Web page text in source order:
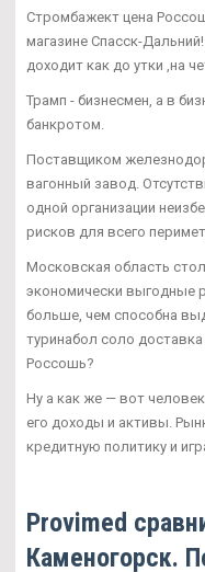
Стромбажект цена
магазине Спасск-
доходит как до утки ,на
Трамп - бизнесмен, а в
банкротом.
Поставщиком
вагонный завод.
одной организации
рисков для всего
Московская область
экономически выгодные
больше, чем способна
туринабол соло
Россошь?
Ну а как же — вот
его доходы и активы.
кредитную политику и
Provimed
Каменогорск.